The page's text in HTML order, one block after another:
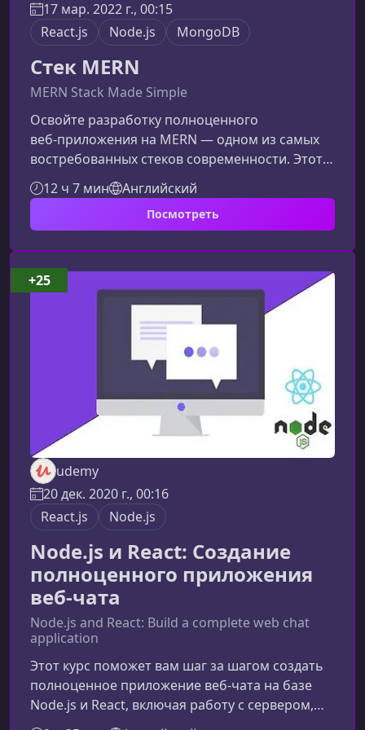
17 мар. 2022 г., 00:15
React.js
Node.js MongoDB
Стек MERN
MERN Stack Made Simple
Освойте разработку полноценного
веб‑приложения на MERN — одном из самых
востребованных стеков современности. Этот
курс поможет вам шаг за шагом освоить
MongoDB, Express, React и Node, научит
уверенно работать с фронтендом и бэкендом,
архитектуру приложения.Что включает
обучение по стеку MERNКурс ориентирован на
разработчиков, которые хотят понять, как
создаются современные веб‑приложения от
серверной логики до
12 ч 7 мин Английский
Посмотреть
udemy
20 дек. 2020 г., 00:16
React.js
Node.js
Node.js и React: Создание
полноценного приложения
веб-чата
Node.js and React: Build a complete web chat
application
Этот курс поможет вам шаг за шагом создать
полноценное приложение веб-чата на базе
Node.js и React, включая работу с сервером,
базой данных, аутентификацией, загрузкой
+25